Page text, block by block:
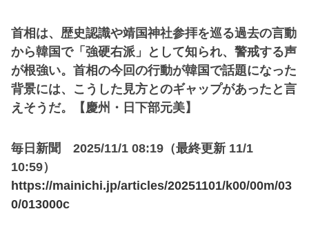
首相は、歴史認識や靖国神社参拝を巡る過去の言動
から韓国で「強硬右派」として知られ、警戒する声
が根強い。首相の今回の行動が韓国で話題になった
背景には、こうした見方とのギャップがあったと言
えそうだ。【慶州・日下部元美】
毎日新聞 2025/11/1 08:19（最終更新 11/1
10:59）
https://mainichi.jp/articles/20251101/k00/00m/03
0/013000c